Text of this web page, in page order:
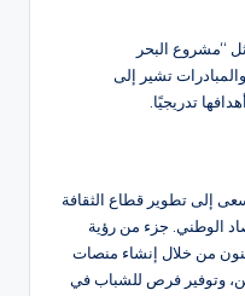
“مشروع البحر
تشير إلى
رؤية 2030 رسم تسعى إلى تطوير قطاع الثقافة
الوطني. جزء من رؤية
من خلال إنشاء منصات
وتوفير فرص للشباب في